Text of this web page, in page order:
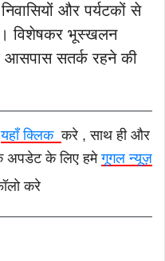
और पर्यटकों से
विशेषकर भूस्खलन
आसपास सतर्क रहने की
यहाँ क्लिककरे , साथ ही और
अपडेट के लिए हमेगूगल न्यूज़
करे